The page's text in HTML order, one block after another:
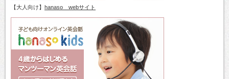
【大人向け】 hanaso webサイト